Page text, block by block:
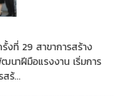
งที่ 29 สาขาการสร้าง
นาฝีมือแรงงาน เริ่มการ
ร้...